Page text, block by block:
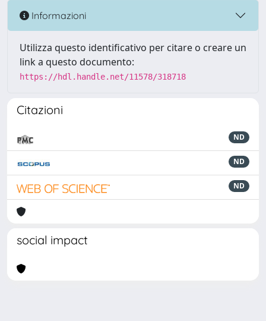
Informazioni
Utilizza questo identificativo per citare o creare un
link a questo documento:
https://hdl.handle.net/11578/318718
Citazioni
ND
ND
ND
social impact